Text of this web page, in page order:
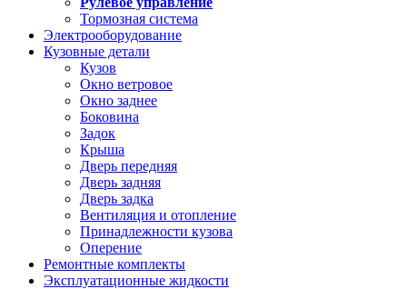
Тормозная система
Электрооборудование
Кузовные детали
Кузов
Окно ветровое
Окно заднее
Боковина
Задок
Крыша
Дверь передняя
Дверь задняя
Дверь задка
Вентиляция и отопление
Принадлежности кузова
Оперение
Ремонтные комплекты
Эксплуатационные жидкости